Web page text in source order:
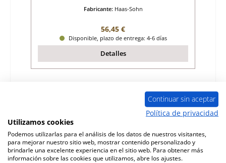
Fabricante: Haas-Sohn
Precio normal:
56,45 €
Disponible, plazo de entrega: 4-6 días
Detalles
Continuar sin aceptar
Política de privacidad
Utilizamos cookies
Podemos utilizarlas para el análisis de los datos de nuestros visitantes,
para mejorar nuestro sitio web, mostrar contenido personalizado y
brindarle una excelente experiencia en el sitio web. Para obtener más
información sobre las cookies que utilizamos, abre los ajustes.